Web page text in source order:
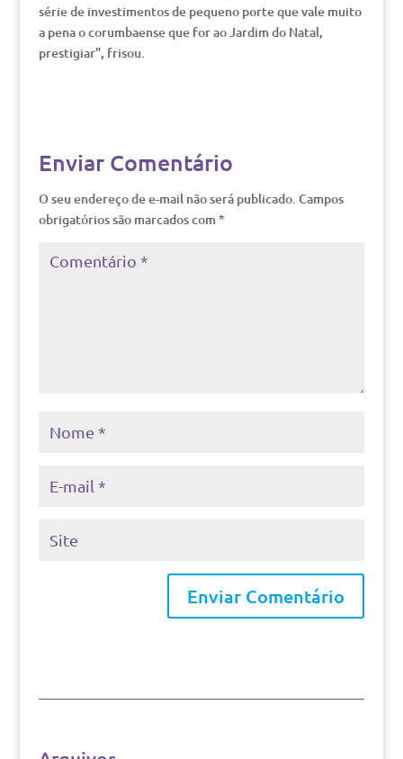
série de investimentos de pequeno porte que vale muito
a pena o corumbaense que for ao Jardim do Natal,
prestigiar”, frisou.
Enviar Comentário
O seu endereço de e-mail não será publicado. Campos
obrigatórios são marcados com *